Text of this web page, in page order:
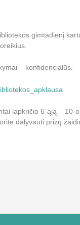
gimtadienį
– konfidencialūs.
lapkričio 6-ąją –
dalyvauti prizų